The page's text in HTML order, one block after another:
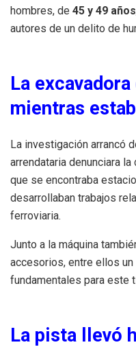
hombres, de 45 y 49 años
autores de un delito de
La
mientras
La investigación arrancó
arrendataria denunciara
que se encontraba
desarrollaban trabajos
ferroviaria.
Junto a la máquina
accesorios, entre ellos un
fundamentales para este
La pista llevó